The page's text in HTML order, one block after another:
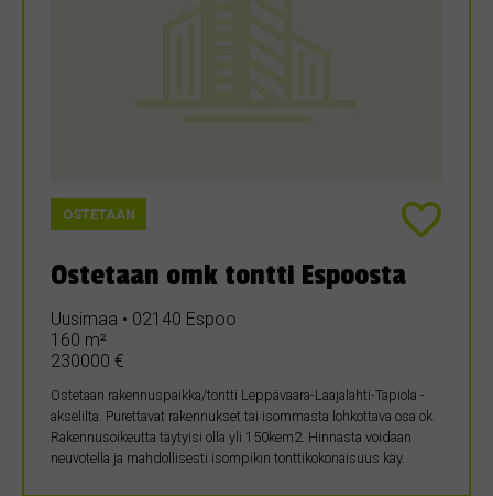
OSTETAAN
Ostetaan omk tontti Espoosta
Uusimaa • 02140 Espoo
160 m²
230000 €
Ostetaan rakennuspaikka/tontti Leppävaara-Laajalahti-Tapiola -
akselilta. Purettavat rakennukset tai isommasta lohkottava osa ok.
Rakennusoikeutta täytyisi olla yli 150kem2. Hinnasta voidaan
neuvotella ja mahdollisesti isompikin tonttikokonaisuus käy.